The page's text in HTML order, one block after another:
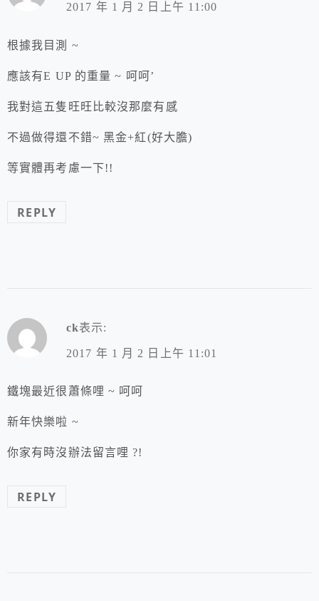
2017 年 1 月 2 日上午 11:00
根據我目測 ~
應該有E UP 的重量 ~ 呵呵’
我對這五隻旺旺比較沒那麼有感
不過做得還不錯~ 黑金+紅(好大膽)
等實體再考慮一下!!
REPLY
ck表示:
2017 年 1 月 2 日上午 11:01
鐵塊最近很蕭條哩 ~ 呵呵
新年快樂啦 ~
你家有時沒辦法留言哩 ?!
REPLY